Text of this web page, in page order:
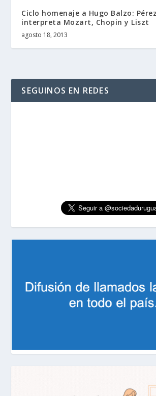
Ciclo homenaje a Hugo Balzo:
interpreta Mozart, Chopin y Liszt
agosto 18, 2013
SEGUINOS EN REDES